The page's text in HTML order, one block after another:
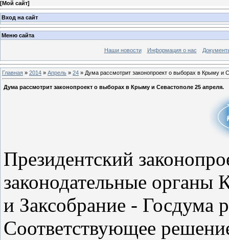
[Мой сайт]
Вход на сайт
Меню сайта
Наши новости Информация о нас
Главная » 2014 » Апрель » 24 » Дума рассмотрит законопроект о выборах в Крыму и
Дума рассмотрит законопроект о выборах в Крыму и Севастополе 25 апреля.
Президентский
законодательные органы
и Заксобрание - Госдума
Соответствующее